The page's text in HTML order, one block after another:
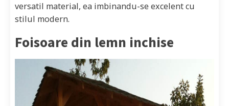
versatil material, ea imbinandu-se excelent cu
stilul modern.
Foisoare din lemn inchise